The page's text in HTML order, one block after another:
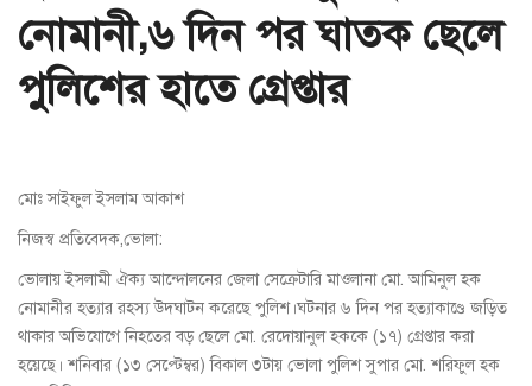
নোমানী,৬ দিন পর ঘাতক ছেলে
পুলিশের হাতে গ্রেপ্তার
মোঃ সাইফুল ইসলাম আকাশ
নিজস্ব প্রতিবেদক,ভোলা:
ভোলায় ইসলামী ঐক্য আন্দোলনের জেলা সেক্রেটারি মাওলানা মো. আমিনুল হক
নোমানীর হত্যার রহস্য উদঘাটন করেছে পুলিশ।ঘটনার ৬ দিন পর হত্যাকাণ্ডে জড়িত
থাকার অভিযোগে নিহতের বড় ছেলে মো. রেদোয়ানুল হককে (১৭) গ্রেপ্তার করা
হয়েছে। শনিবার (১৩ সেপ্টেম্বর) বিকাল ৩টায় ভোলা পুলিশ সুপার মো. শরিফুল হক